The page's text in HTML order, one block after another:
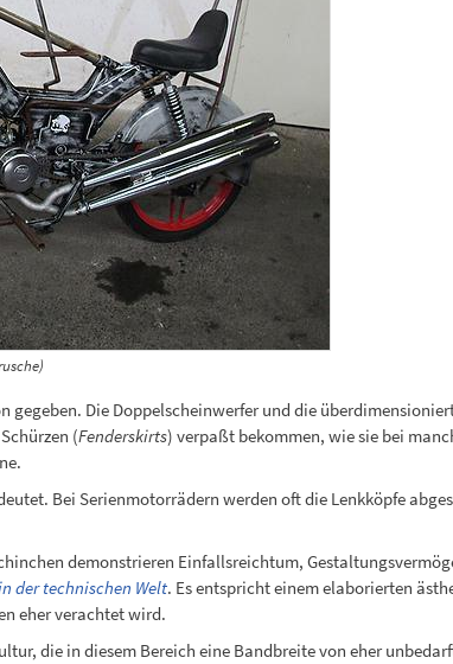
Die Doppelscheinwerfer und die
(Fenderskirts) verpaßt bekommen, wie sie bei
Bei Serienmotorrädern werden oft die Lenkköpfe
demonstrieren Einfallsreichtum,
der technischen Welt. Es entspricht einem elaborierten
eher verachtet wird.
die in diesem Bereich eine Bandbreite von eher